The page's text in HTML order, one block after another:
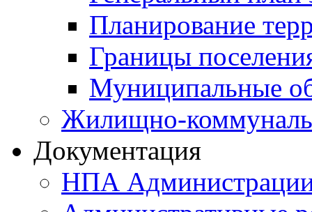
Планирование
Границы
Муниципальные
Жилищно-
Документация
НПА